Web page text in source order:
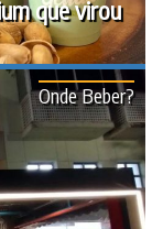
que virou
Onde Beber?